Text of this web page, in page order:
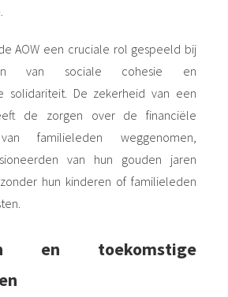
AOW een cruciale rol gespeeld bij
van sociale cohesie en
solidariteit. De zekerheid van een
de zorgen over de financiële
familieleden weggenomen,
van hun gouden jaren
hun kinderen of familieleden
en toekomstige